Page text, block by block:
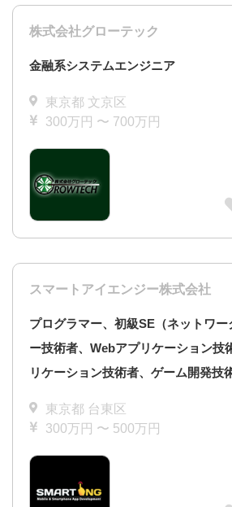
株式会社グローテック
金融系システムエンジニア
東京都 文京区
300万円 〜 700万円
スマートアイエンジー株式会社
プログラマー、初級SE（ネットワ
ー技術者、Webアプリケーション技
リケーション技術者、ゲーム開発技
東京都 台東区
300万円 〜 500万円